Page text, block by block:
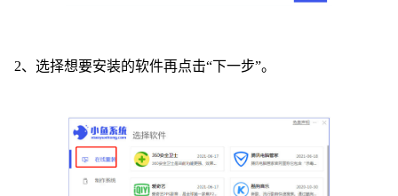
2、选择想要安装的软件再点击“下一步”。